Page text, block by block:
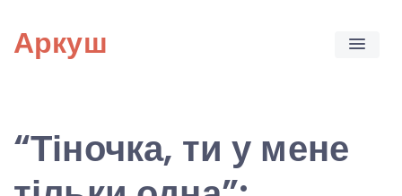
content
Аркуш
“Тіночка, ти у мене